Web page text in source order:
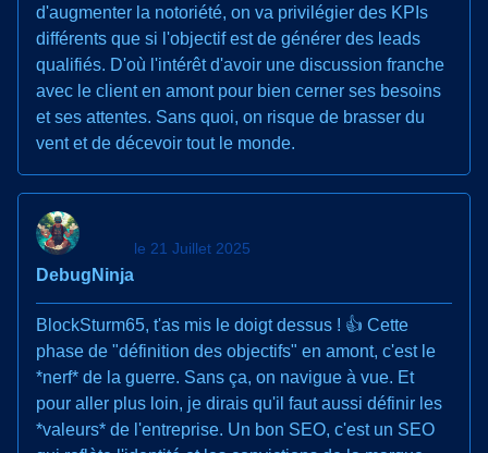
d'augmenter la notoriété, on va privilégier des KPIs
différents que si l'objectif est de générer des leads
qualifiés. D'où l'intérêt d'avoir une discussion franche
avec le client en amont pour bien cerner ses besoins
et ses attentes. Sans quoi, on risque de brasser du
vent et de décevoir tout le monde.
DebugNinja
le 21 Juillet 2025
BlockSturm65, t'as mis le doigt dessus ! 👍 Cette
phase de "définition des objectifs" en amont, c'est le
*nerf* de la guerre. Sans ça, on navigue à vue. Et
pour aller plus loin, je dirais qu'il faut aussi définir les
*valeurs* de l'entreprise. Un bon SEO, c'est un SEO